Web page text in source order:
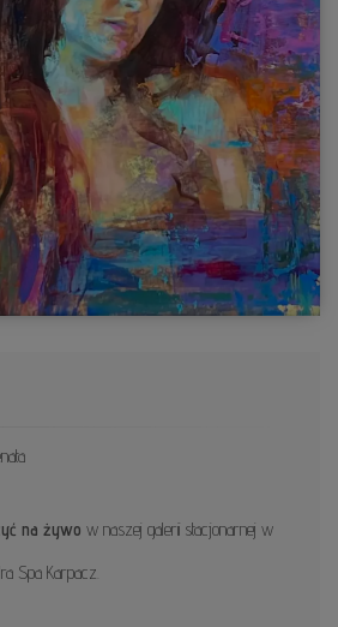
na żywo w naszej galerii stacjonarnej w
Spa Karpacz.